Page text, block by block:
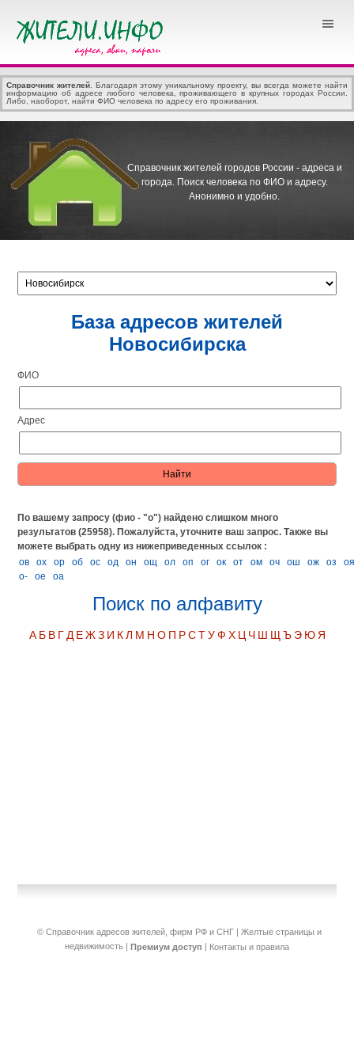
Справочник жителей . Благодаря этому уникальному проекту, вы всегда можете найти
информацию об адресе любого человека, проживающего в крупных городах России.
Либо, наоборот, найти ФИО человека по адресу его проживания.
Справочник жителей городов России - адреса и
города. Поиск человека по ФИО и адресу.
Анонимно и удобно.
База адресов жителей
Новосибирска
ФИО
Адрес
По вашему запросу (фио - "о") найдено слишком много
результатов (25958). Пожалуйста, уточните ваш запрос.Также вы
можете выбрать одну из нижеприведенных ссылок :
ов
ох ор об ос од он ощ ол оп ог ок от ом оч ош ож оз
о-
ое оа
Поиск по алфавиту
А Б В Г Д Е Ж З И К Л М Н О П Р С Т У Ф Х Ц Ч Ш Щ Ъ Э Ю Я
© Справочник адресов жителей, фирм РФ и СНГ | Желтые страницы и
недвижимость | Премиум доступ | Контакты и правила